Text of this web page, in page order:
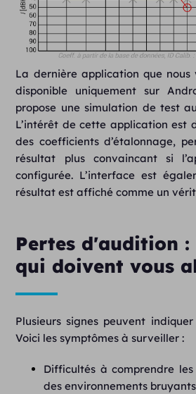
La dernière application que nous
disponible uniquement sur
propose une simulation de test
L’intérêt de cette application est
des coefficients d’étalonnage,
résultat plus convaincant si
configurée. L’interface est
résultat est affiché comme un
Pertes d'audition :
qui doivent vous
Plusieurs signes peuvent
Voici les symptômes à surveiller :
Difficultés à comprendre
des environnements